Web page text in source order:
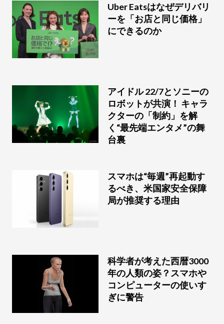
Uber Eatsはなぜデリバリ
ーを「お店と同じ価格」
にできるのか
アイドル 22/7とソニーの
ロボットが共演！ キャラ
クターの「制約」を解
く“最先端エンタメ”の舞
台裏
スマホは“毎週”再起動す
るべき、米国家安全保障
局が推奨する理由
科学者が考えた西暦3000
年の人類の姿？スマホや
コンピューターの使いす
ぎに警告